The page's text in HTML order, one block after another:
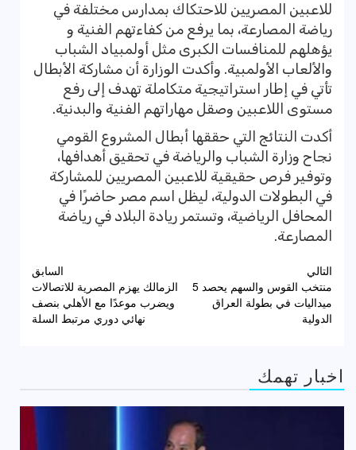
للاعبين المصريين للاحتكاك بمدارس مختلفة في
رياضة المصارعة، بما يرفع من كفاءتهم الفنية و
يؤهلهم للمنافسات الكبرى مثل أولمبياد الشباب
والألعاب الأولمبية. وأكدت الوزارة أن مشاركة الأبطال
تأتي في إطار استراتيجية متكاملة تهدف إلى رفع
مستوى اللاعبين وصقل مهاراتهم الفنية والبدنية.
أكدت النتائج التي حققها أبطال المشروع القومي
نجاح وزارة الشباب والرياضة في تحقيق أهدافها،
وتوفير فرص حقيقية للاعبين المصريين للمشاركة
في البطولات الدولية، ليظل اسم مصر حاضرًا في
المحافل الرياضية، وتستمر ريادة البلاد في رياضة
المصارعة.
تصفّح
المقالات
السابق
الزمالك يهزم المصرية للاتصالات
ويضرب موعدًا مع الأهلي بنصف
نهائي دوري مرتبط السلة
التالي
منتخب القوس والسهم يحصد 5
ميداليات في بطولة العراق
الدولية
اخبار تهمك